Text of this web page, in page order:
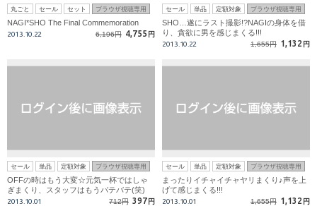
丸ごと セール セット ブラウザ視聴専用
NAGI*SHO The Final Commemoration
2013.10.22 6,196円 4,755 円
セール 単品 定額対象 ブラウザ視聴専用
SHO…遂にラスト撮影!?NAGIの身体を借
り、貪欲に男を感じまくる!!!
2013.10.22 1,655円 1,132 円
セール 単品 定額対象 ブラウザ視聴専用
OFFの時はもう大変☆元気一杯ではしゃ
ぎまくり、スタッフはもうバテバテ(笑)
2013.10.01 712円 397 円
セール 単品 定額対象 ブラウザ視聴専用
まったりイチャイチャヤリまくり♪声を上
げて感じまくる!!!
2013.10.01 1,655円 1,132 円